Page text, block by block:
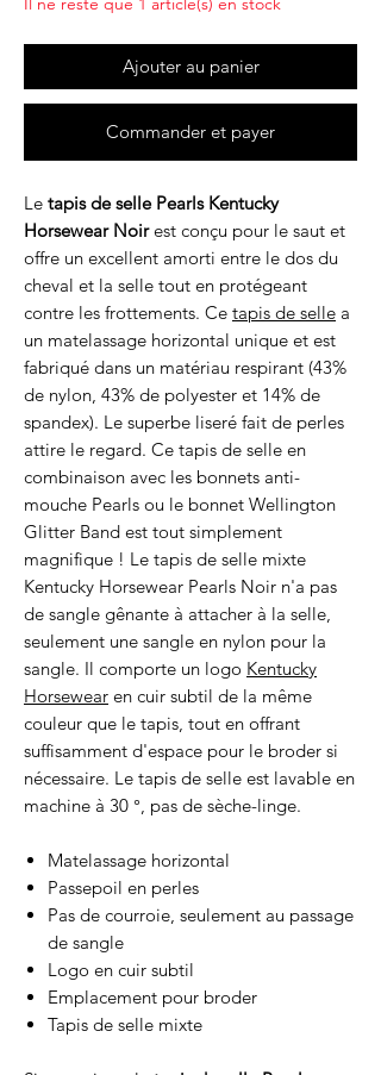
Ajouter au panier
Commander et payer
Le tapis de selle Pearls Kentucky
Horsewear Noirest conçu pour le saut et
offre un excellent amorti entre le dos du
cheval et la selle tout en protégeant
contre les frottements. Ce tapis de selle a
un matelassage horizontal unique et est
fabriqué dans un matériau respirant (43%
de nylon, 43% de polyester et 14% de
spandex). Le superbe liseré fait de perles
attire le regard. Ce tapis de selle en
combinaison avec les bonnets anti-
mouche Pearls ou le bonnet Wellington
Glitter Band est tout simplement
magnifique ! Le tapis de selle mixte
Kentucky Horsewear Pearls Noir n'a pas
de sangle gênante à attacher à la selle,
seulement une sangle en nylon pour la
sangle. Il comporte un logo Kentucky
Horsewear en cuir subtil de la même
couleur que le tapis, tout en offrant
suffisamment d'espace pour le broder si
nécessaire. Le tapis de selle est lavable en
machine à 30 °, pas de sèche-linge.
Matelassage horizontal
Passepoil en perles
Pas de courroie, seulement au passage
de sangle
Logo en cuir subtil
Emplacement pour broder
Tapis de selle mixte